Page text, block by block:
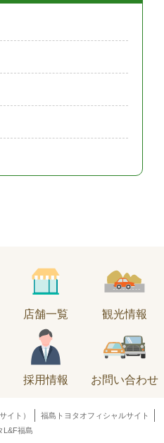
店舗一覧 観光情報
採用情報 お問い合わせ
イト）
福島トヨタオフィシャルサイト
L&F福島